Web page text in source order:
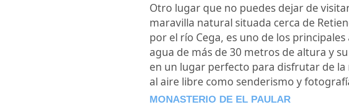
Otro lugar que no puedes dejar de
maravilla natural situada cerca de
por el río Cega, es uno de los
agua de más de 30 metros de altura y
en un lugar perfecto para disfrutar de
al aire libre como senderismo y
MONASTERIO DE EL PAULAR